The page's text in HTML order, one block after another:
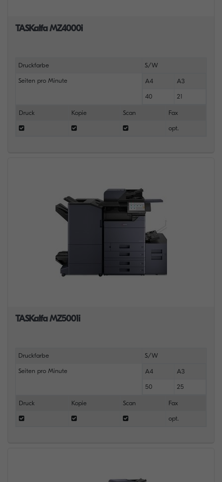
TASKalfa MZ4000i
Druckfarbe S/W
Seiten pro Minute A4 A3
40 21
Druck Kopie Scan Fax
opt.
TASKalfa MZ5001i
Druckfarbe S/W
Seiten pro Minute A4 A3
50 25
Druck Kopie Scan Fax
opt.